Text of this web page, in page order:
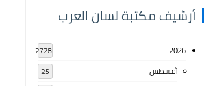
أرشيف مكتبة لسان العرب
2026
2728
أغسطس 25